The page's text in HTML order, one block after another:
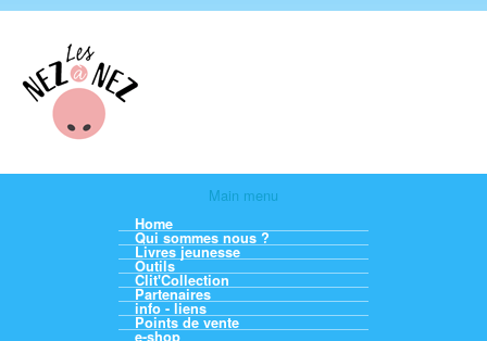
Les
Nez
Main menu
Home
Qui sommes nous ?
Livres jeunesse
Outils
Clit'Collection
Partenaires
info - liens
Points de vente
e-shop